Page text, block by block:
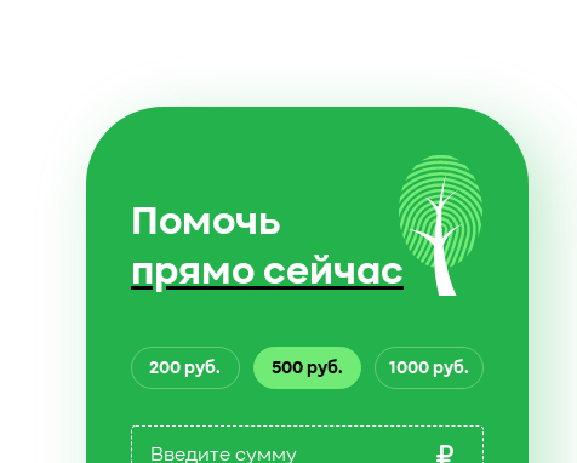
Помочь
прямо сейчас
200 руб. 500 руб. 1000 руб.